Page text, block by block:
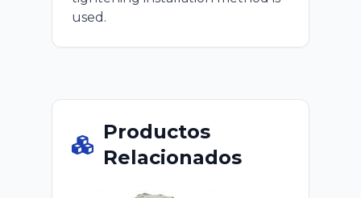
used.
Productos
Relacionados